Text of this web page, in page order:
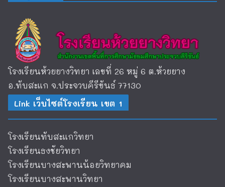
โรงเรียนห้วยยางวิทยา เลขที่ 26 หมู่ 6 ต.ห้วยยาง
อ.ทับสะแก จ.ประจวบคีรีขันธ์ 77130
Link เว็บไซต์โรงเรียน เขต 1
โรงเรียนทับสะแกวิทยา
โรงเรียนธงชัยวิทยา
โรงเรียนบางสะพานน้อยวิทยาคม
โรงเรียนบางสะพานวิทยา